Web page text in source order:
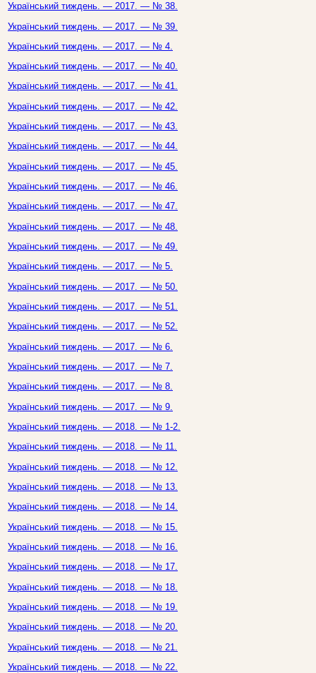
Український тиждень. — 2017. — № 38.
Український тиждень. — 2017. — № 39.
Український тиждень. — 2017. — № 4.
Український тиждень. — 2017. — № 40.
Український тиждень. — 2017. — № 41.
Український тиждень. — 2017. — № 42.
Український тиждень. — 2017. — № 43.
Український тиждень. — 2017. — № 44.
Український тиждень. — 2017. — № 45.
Український тиждень. — 2017. — № 46.
Український тиждень. — 2017. — № 47.
Український тиждень. — 2017. — № 48.
Український тиждень. — 2017. — № 49.
Український тиждень. — 2017. — № 5.
Український тиждень. — 2017. — № 50.
Український тиждень. — 2017. — № 51.
Український тиждень. — 2017. — № 52.
Український тиждень. — 2017. — № 6.
Український тиждень. — 2017. — № 7.
Український тиждень. — 2017. — № 8.
Український тиждень. — 2017. — № 9.
Український тиждень. — 2018. — № 1-2.
Український тиждень. — 2018. — № 11.
Український тиждень. — 2018. — № 12.
Український тиждень. — 2018. — № 13.
Український тиждень. — 2018. — № 14.
Український тиждень. — 2018. — № 15.
Український тиждень. — 2018. — № 16.
Український тиждень. — 2018. — № 17.
Український тиждень. — 2018. — № 18.
Український тиждень. — 2018. — № 19.
Український тиждень. — 2018. — № 20.
Український тиждень. — 2018. — № 21.
Український тиждень. — 2018. — № 22.